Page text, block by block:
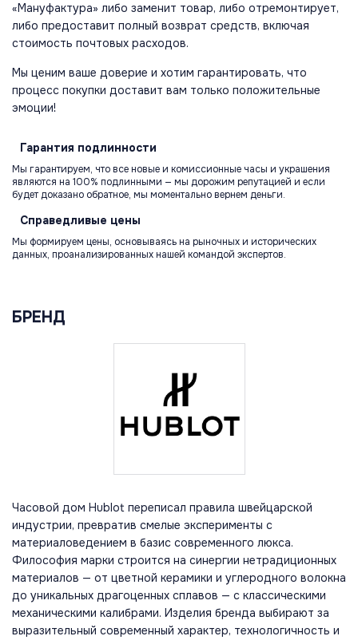
«Мануфактура» либо заменит товар, либо отремонтирует,
либо предоставит полный возврат средств, включая
стоимость почтовых расходов.
Мы ценим ваше доверие и хотим гарантировать, что
процесс покупки доставит вам только положительные
эмоции!
Гарантия подлинности
Мы гарантируем, что все новые и комиссионные часы и украшения
являются на 100% подлинными — мы дорожим репутацией и если
будет доказано обратное, мы моментально вернем деньги.
Справедливые цены
Мы формируем цены, основываясь на рыночных и исторических
данных, проанализированных нашей командой экспертов.
БРЕНД
Часовой дом Hublot переписал правила швейцарской
индустрии, превратив смелые эксперименты с
материаловедением в базис современного люкса.
Философия марки строится на синергии нетрадиционных
материалов — от цветной керамики и углеродного волокна
до уникальных драгоценных сплавов — с классическими
механическими калибрами. Изделия бренда выбирают за
выразительный современный характер, технологичность и